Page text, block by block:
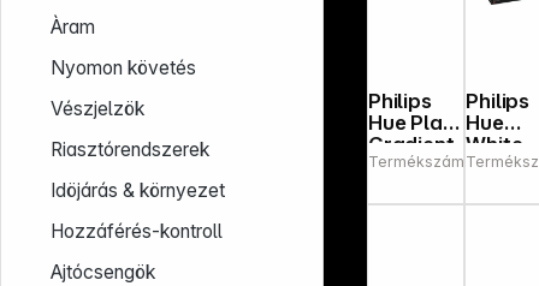
Àram
Nyomon követés
Vészjelzök
Riasztórendszerek
Idöjárás & környezet
Hozzáférés-kontroll
Ajtócsengök
Philips
Hue Play
Gradient
Light
125cm
Termékszám:792542
Philips
Hue
White
Globe